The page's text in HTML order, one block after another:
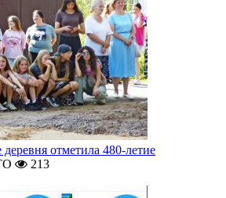
отметила 480-летие
213